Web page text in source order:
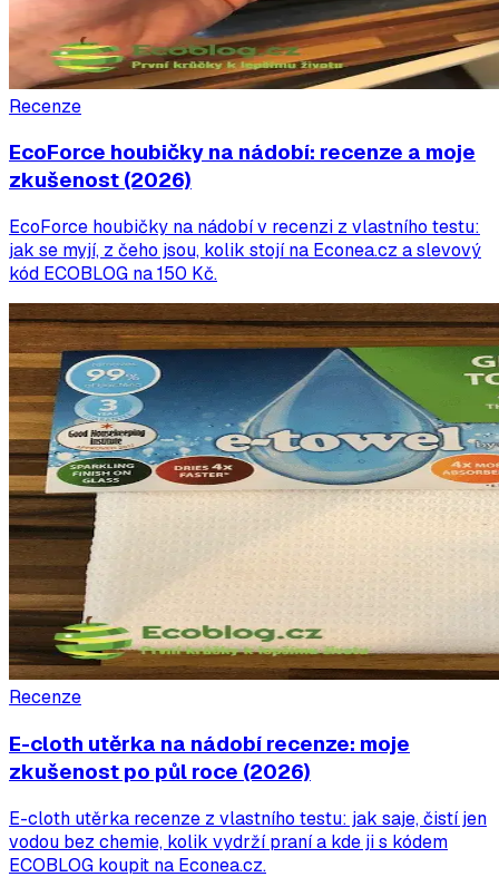
Recenze
EcoForce houbičky na nádobí: recenze a moje
zkušenost (2026)
EcoForce houbičky na nádobí v recenzi z vlastního testu:
jak se myjí, z čeho jsou, kolik stojí na Econea.cz a slevový
kód ECOBLOG na 150 Kč.
Recenze
E-cloth utěrka na nádobí recenze: moje
zkušenost po půl roce (2026)
E-cloth utěrka recenze z vlastního testu: jak saje, čistí jen
vodou bez chemie, kolik vydrží praní a kde ji s kódem
ECOBLOG koupit na Econea.cz.